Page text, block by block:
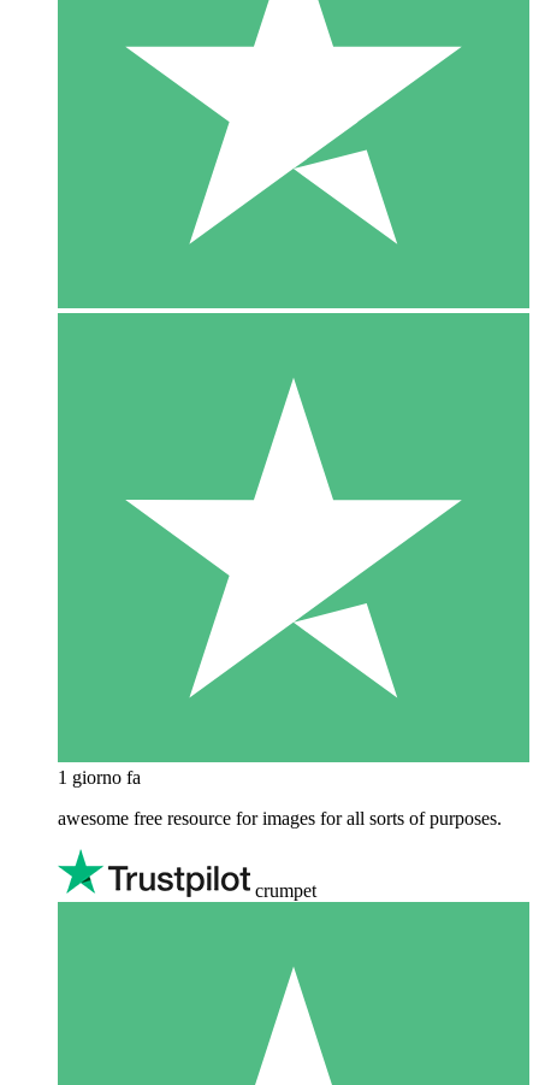
1 giorno fa
awesome free resource for images for all sorts of purposes.
crumpet